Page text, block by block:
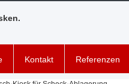
Kontakt Referenzen